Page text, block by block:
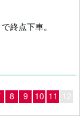
終点下車。
8 9 10 11 12